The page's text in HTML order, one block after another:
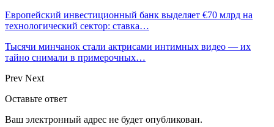
Европейский инвестиционный банк выделяет €70 млрд на
технологический сектор: ставка…
Тысячи минчанок стали актрисами интимных видео — их
тайно снимали в примерочных…
Prev Next
Оставьте ответ
Ваш электронный адрес не будет опубликован.